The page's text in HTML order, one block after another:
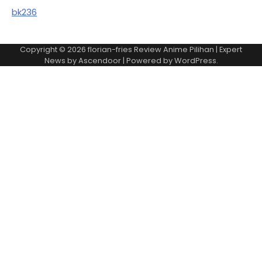
bk236
Copyright © 2026 florian-fries Review Anime Pilihan | Expert
News byAscendoor| Powered byWordPress.